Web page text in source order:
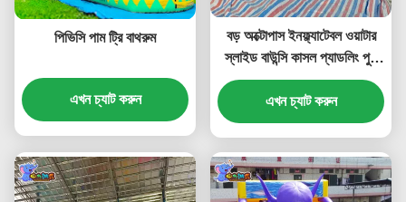
পিভিসি পাম ট্রি বাথরুম
এখন চ্যাট করুন
বড় অক্টোপাস ইনফ্ল্যাটেবল ওয়াটার
স্লাইড বাউন্সি কাসল প্যাডলিং পুল
কাস্টমাইজড
এখন চ্যাট করুন